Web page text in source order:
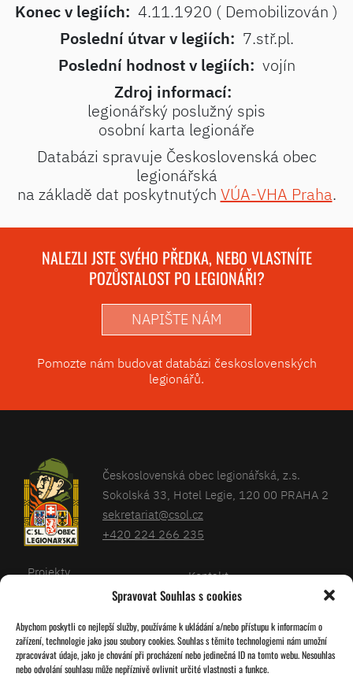
Spravovat Souhlas s cookies
Abychom poskytli co nejlepší služby, používáme k ukládání a/nebo přístupu k informacím o
zařízení, technologie jako jsou soubory cookies. Souhlas s těmito technologiemi nám umožní
zpracovávat údaje, jako je chování při procházení nebo jedinečná ID na tomto webu. Nesouhlas
nebo odvolání souhlasu může nepříznivě ovlivnit určité vlastnosti a funkce.
Konec v legiích: 4.11.1920 ( Demobilizován )
Poslední útvar v legiích: 7.stř.pl.
Poslední hodnost v legiích: vojín
Zdroj informací:
legionářský poslužný spis
osobní karta legionáře
Databázi spravuje Československá obec
legionářská
na základě dat poskytnutých VÚA-VHA Praha.
NALEZLI JSTE SVÉHO PŘEDKA, NEBO VLASTNÍTE
POZŮSTALOST PO LEGIONÁŘI?
NAPIŠTE NÁM
Pomozte nám budovat databázi československých
legionářů.
Československá obec legionářská, z.s.
Sokolská 33, Hotel Legie, 120 00 PRAHA 2
sekretariat@csol.cz
+420 224 266 235
Projekty
Kalendář
O nás
Kontakt
Databáze legionářů
Pro členy
Zásady cookies